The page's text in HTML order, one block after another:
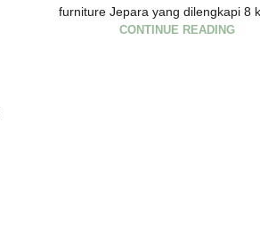
furniture Jepara yang dilengkapi 8
CONTINUE READING